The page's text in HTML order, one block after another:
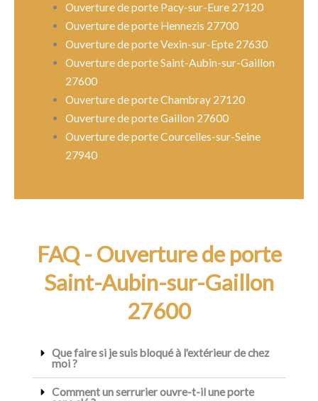
Ouverture de porte Pacy-sur-Eure 27120
Ouverture de porte Hennezis 27700
Ouverture de porte Vexin-sur-Epte 27630
Ouverture de porte Saint-Aubin-sur-Gaillon
27600
Ouverture de porte Chambray 27120
Ouverture de porte Gaillon 27600
Ouverture de porte Courcelles-sur-Seine
27940
FAQ - Ouverture de porte
Saint-Aubin-sur-Gaillon
27600
Que faire si je suis bloqué à l'extérieur de chez
moi ?
Comment un serrurier ouvre-t-il une porte